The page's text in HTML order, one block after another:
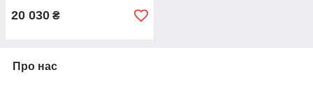
20 030 ₴
Про нас